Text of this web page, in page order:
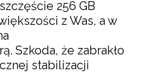
256 GB
z Was, a w
Szkoda, że zabrakło
stabilizacji